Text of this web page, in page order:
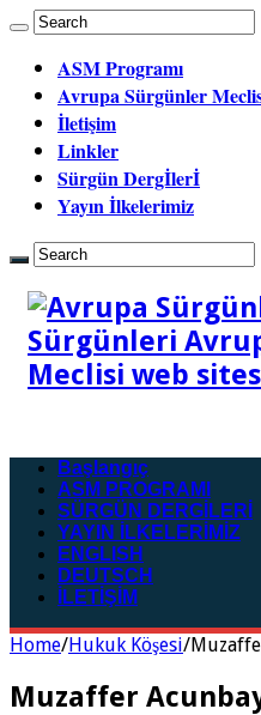
ASM Programı
Avrupa Sürgünler
İletişim
Linkler
Sürgün Dergİlerİ
Yayın İlkelerimiz
Sürgünleri
Meclisi web
Başlangıç
ASM PROGRAMI
SÜRGÜN DERGİLERİ
YAYIN İLKELERİMİZ
ENGLISH
DEUTSCH
İLETİŞİM
Home/Hukuk Köşesi/
Muzaffer